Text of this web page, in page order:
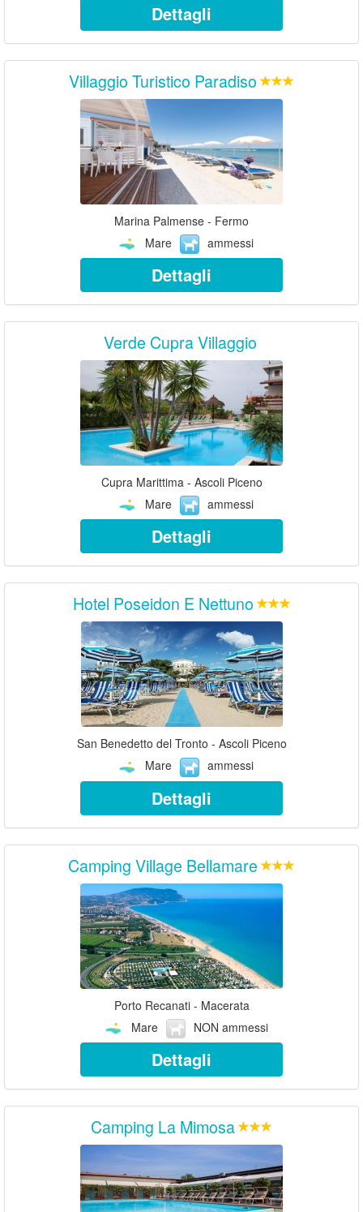
Dettagli
Villaggio Turistico Paradiso
Marina Palmense - Fermo
Mare
ammessi
Dettagli
Verde Cupra Villaggio
Cupra Marittima - Ascoli Piceno
Mare
ammessi
Dettagli
Hotel Poseidon E Nettuno
San Benedetto del Tronto - Ascoli Piceno
Mare
ammessi
Dettagli
Camping Village Bellamare
Porto Recanati - Macerata
Mare
NON ammessi
Dettagli
Camping La Mimosa